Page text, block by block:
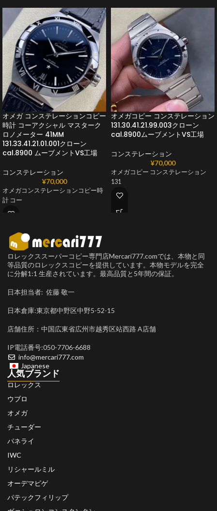
オメガ コンステレーションコピー
時計 コーアクシャル マスターク
ロノメーター 41MM
131.33.41.21.01.001クローン
cal.8900 ムーブメントVS工場
コンステレーション
¥70,000
オメガコンステレーションコピー時
計 コー
オメガコピー コンステレーション
131.30.41.21.99.003クローン
cal.8900ムーブメントVS工場
コンステレーション
¥70,000
オメガコピー コンステレーション
131
ロレックススーパーコピー専門店Mercari777.comでは、本物と同
等品質のロレックスコピーを提供しています。本物モデルを完全
に分解1:1 生産されています。最高品質と5年間の保証。
日本担当者: 佐藤 敬一
日本倉庫:東京都中野区中野5-52-15
店舗住所：中国広東省広州市越秀区站西路 A店舗
IP電話番号:050-7706-6688
info@mercari777.com
Japanese
人気ブランド
ロレックス
ウブロ
オメガ
チューダー
パネライ
IWC
リシャールミル
オーデマピゲ
パテックフィリップ